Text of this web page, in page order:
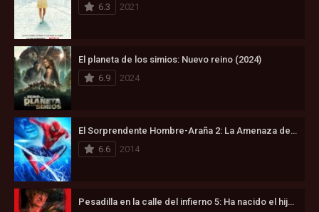
6.3
2021
El planeta de los simios: Nuevo reino (2024)
6.9
2024
6.6
2014